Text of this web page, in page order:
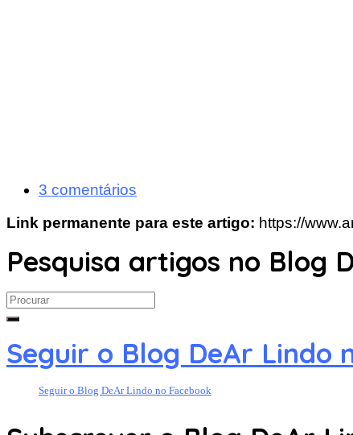
3 comentários
Link permanente para este artigo: https://
Pesquisa artigos no Blog
Search
for:
Seguir o Blog DeAr Lindo
Seguir o Blog DeAr Lindo no Facebook